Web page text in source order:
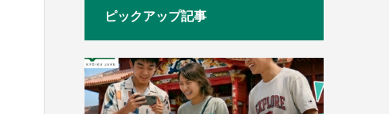
ピックアップ記事